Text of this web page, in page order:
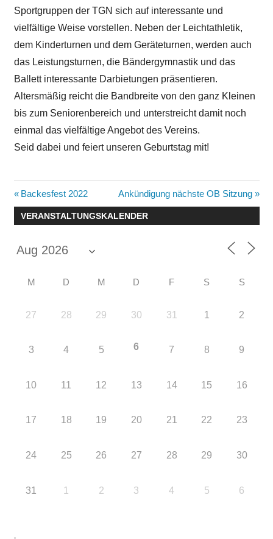
Sportgruppen der TGN sich auf interessante und
vielfältige Weise vorstellen. Neben der Leichtathletik,
dem Kinderturnen und dem Geräteturnen, werden auch
das Leistungsturnen, die Bändergymnastik und das
Ballett interessante Darbietungen präsentieren.
Altersmäßig reicht die Bandbreite von den ganz Kleinen
bis zum Seniorenbereich und unterstreicht damit noch
einmal das vielfältige Angebot des Vereins.
Seid dabei und feiert unseren Geburtstag mit!
Beitragsnavigation
Vorheriger
Beitrag:
Backesfest 2022
Nächster
Beitrag:
Ankündigung nächste OB Sitzung
VERANSTALTUNGSKALENDER
M D M D F S S
27 28 29 30 31 1 2
3 4 5 6 7 8 9
10 11 12 13 14 15 16
17 18 19 20 21 22 23
24 25 26 27 28 29 30
31 1 2 3 4 5 6